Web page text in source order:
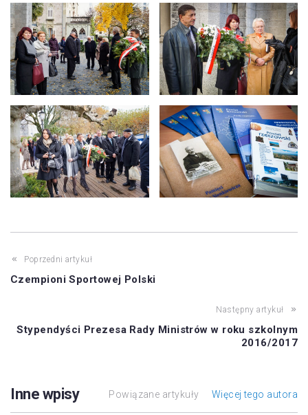
Poprzedni artykuł
Czempioni Sportowej Polski
Następny artykuł
Stypendyści Prezesa Rady Ministrów w roku szkolnym
2016/2017
Inne wpisy Powiązane artykuły Więcej tego autora